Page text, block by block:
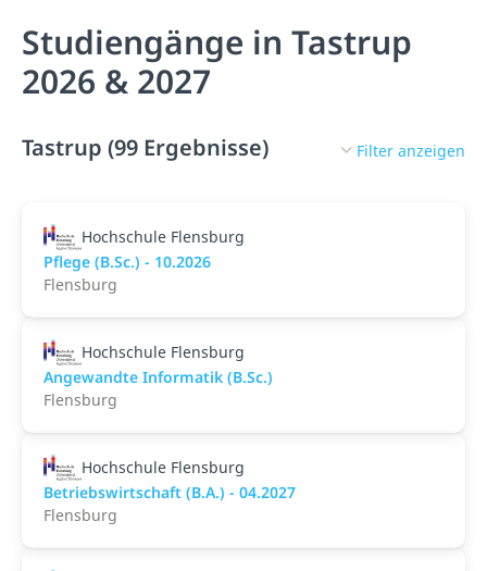
Studiengänge in Tastrup
2026 & 2027
Tastrup (99 Ergebnisse) Filter anzeigen
Hochschule Flensburg
Pflege (B.Sc.) - 10.2026
Flensburg
Hochschule Flensburg
Angewandte Informatik (B.Sc.)
Flensburg
Hochschule Flensburg
Betriebswirtschaft (B.A.) - 04.2027
Flensburg